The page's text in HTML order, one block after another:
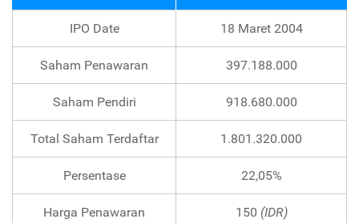
IPO Date 18 Maret 2004
Saham Penawaran 397.188.000
Saham Pendiri 918.680.000
Total Saham Terdaftar 1.801.320.000
Persentase 22,05%
Harga Penawaran 150 (IDR)